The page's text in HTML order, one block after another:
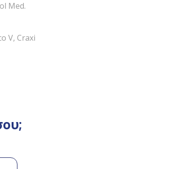
Med.
V, Craxi